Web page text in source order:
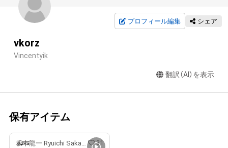
プロフィール編集 シェア
vkorz
Vincentyik
翻訳（AI）を表示
保有アイテム
坂本龍一 Ryuichi Sakamoto 31